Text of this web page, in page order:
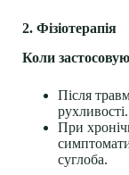
2. Фізіотерапія
Коли
Після
рухливості.
При
суглоба.